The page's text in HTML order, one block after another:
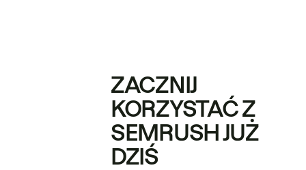
ZACZNIJ
KORZYSTAĆ Z
SEMRUSH JUŻ
DZIŚ